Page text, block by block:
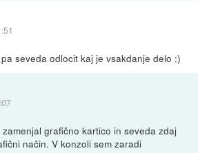
seveda odlocit kaj je vsakdanje delo :)
grafično kartico in seveda zdaj
način. V konzoli sem zaradi